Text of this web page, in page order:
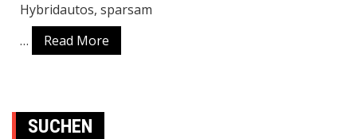
Hybridautos, sparsam
…
Read More
SUCHEN